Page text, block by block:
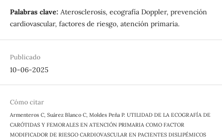
Palabras clave: Aterosclerosis, ecografía Doppler, prevención
cardiovascular, factores de riesgo, atención primaria.
Publicado
10-06-2025
Cómo citar
Armenteros C, Suárez Blanco C, Moldes Peña P. UTILIDAD DE LA ECOGRAFÍA DE
CARÓTIDAS Y FEMORALES EN ATENCIÓN PRIMARIA COMO FACTOR
MODIFICADOR DE RIESGO CARDIOVASCULAR EN PACIENTES DISLIPÉMICOS